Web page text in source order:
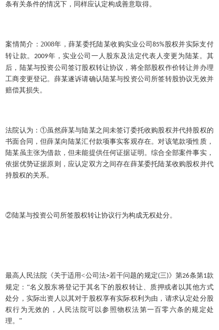
条有关条件的情况下，同样应认定构成善意取得。
案情简介： 2008年，薛某委托陆某收购实业公司85%股权并实际支付
转让款。2009年，实业公司一人股东及法定代表人变更为陆某。其
后，陆某与投资公司签订股权转让协议，将全部股权作价转让并办理
工商变更登记。薛某遂诉请确认陆某与投资公司所签转股协议无效并
赔偿其损失。
法院认为：①虽然薛某与陆某之间未签订委托收购股权并代持股权的
书面合同，但薛某向陆某汇付款项事实客观存在。对该笔款项性质，
陆某虽主张为借款，但未能提供任何证据证明。综合全部案件事实，
依据优势证据原则，应认定双方之间存在薛某委托陆某收购股权并代
持股权的关系。
②陆某与投资公司所签股权转让协议行为构成无权处分。
最高人民法院《关于适用<公司法>若干问题的规定(三)》第26条第1款
规定：“名义股东将登记于其名下的股权转让、质押或者以其他方式
处分，实际出资人以其对于股权享有实际权利为由，请求认定处分股
权行为无效的，人民法院可以参照物权法第一百零六条的规定处
理。”